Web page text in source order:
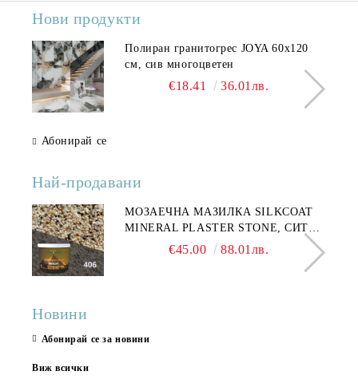
Нови продукти
Полиран гранитогрес JOYA 60x120
см, сив многоцветен
€18.41 36.01лв.
Абонирай се
Най-продавани
МОЗАЕЧНА МАЗИЛКА SILKCOAT
MINERAL PLASTER STONE, СИТЕН
КАМЪК 406 25КГ
€45.00 88.01лв.
Новини
Абонирай се за новини
Виж всички